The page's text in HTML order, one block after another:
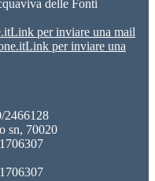
delle Fonti
Link per inviare una mail
Link per inviare una
2466128
sn, 70020